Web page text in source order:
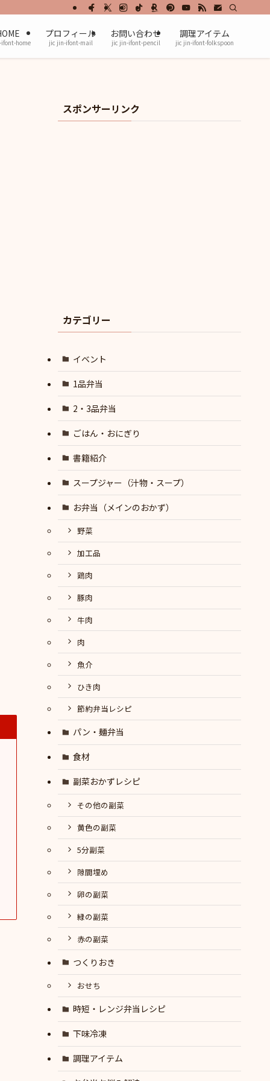
home
プロフィール
jic jin-ifont-mail
お問い合わせ
jic jin-ifont-pencil
調理アイテム
jic jin-ifont-folkspoon
スポンサーリンク
カテゴリー
イベント
1品弁当
2・3品弁当
ごはん・おにぎり
書籍紹介
スープジャー（汁物・スープ）
お弁当（メインのおかず）
野菜
加工品
鶏肉
豚肉
牛肉
肉
魚介
ひき肉
節約弁当レシピ
パン・麺弁当
食材
副菜おかずレシピ
その他の副菜
黄色の副菜
5分副菜
隙間埋め
卵の副菜
緑の副菜
赤の副菜
つくりおき
おせち
時短・レンジ弁当レシピ
下味冷凍
調理アイテム